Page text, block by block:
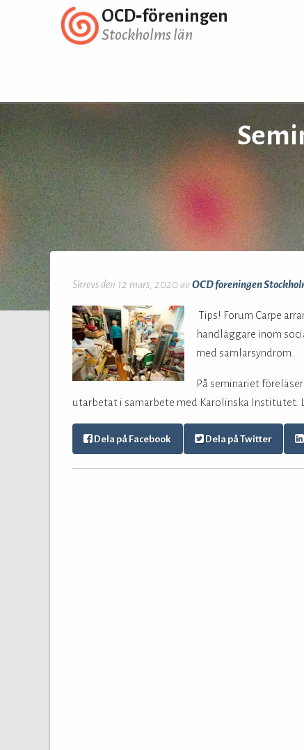
OCD‑föreningen
Stockholms län
Skrevs den 12 mars, 2020 avOCD foreningen
Tips! Forum Carpe
handläggare inom
med samlarsyndrom.
På seminariet
utarbetat i samarbete med Karolinska Institutet.
Dela på Facebook Dela på Twitter